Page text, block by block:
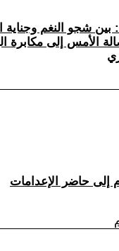
: بين شجو النغم وجناية
الأمس إلى مكابرة